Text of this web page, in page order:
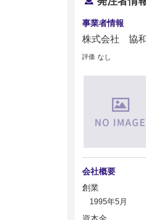
事業者情報
株式会社 協
評価 なし
会社概要
創業
1995年5月